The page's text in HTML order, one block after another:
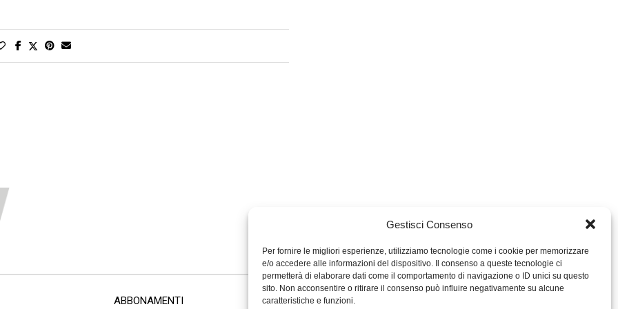
Gestisci Consenso
Per fornire le migliori esperienze, utilizziamo tecnologie come i cookie per memorizzare
e/o accedere alle informazioni del dispositivo. Il consenso a queste tecnologie ci
permetterà di elaborare dati come il comportamento di navigazione o ID unici su questo
sito. Non acconsentire o ritirare il consenso può influire negativamente su alcune
caratteristiche e funzioni.
ABBONAMENTI MIGROS TICINO